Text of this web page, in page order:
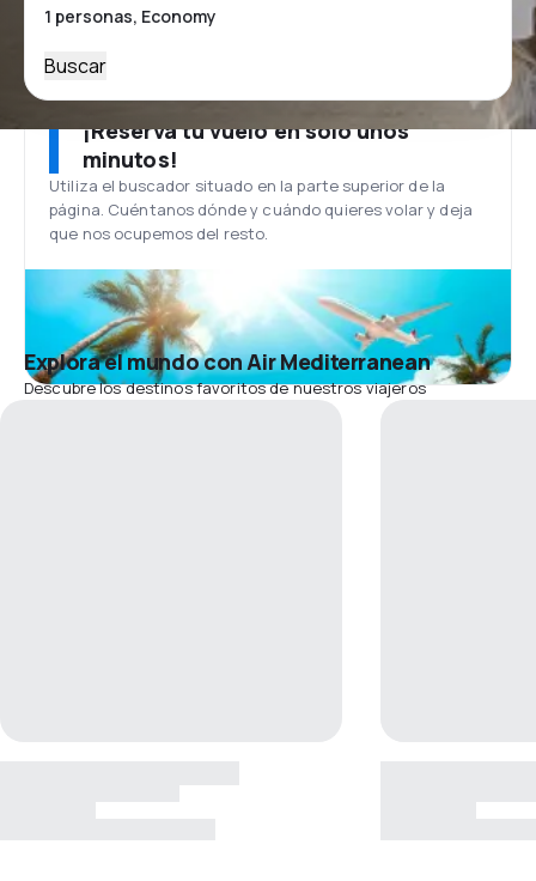
Buscar
¡Reserva tu vuelo en solo unos
minutos!
Utiliza el buscador situado en la parte superior de la
página. Cuéntanos dónde y cuándo quieres volar y deja
que nos ocupemos del resto.
Explora el mundo con Air Mediterranean
Descubre los destinos favoritos de nuestros viajeros